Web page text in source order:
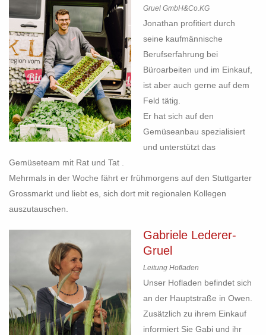
Gruel GmbH&Co.KG
Jonathan profitiert durch
seine kaufmännische
Berufserfahrung bei
Büroarbeiten und im Einkauf,
ist aber auch gerne auf dem
Feld tätig.
Er hat sich auf den
Gemüseanbau spezialisiert
und unterstützt das
Gemüseteam mit Rat und Tat .
Mehrmals in der Woche fährt er frühmorgens auf den Stuttgarter
Grossmarkt und liebt es, sich dort mit regionalen Kollegen
auszutauschen.
Gabriele Lederer-
Gruel
Leitung Hofladen
Unser Hofladen befindet sich
an der Hauptstraße in Owen.
Zusätzlich zu ihrem Einkauf
informiert Sie Gabi und ihr